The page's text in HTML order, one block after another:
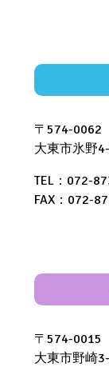
〒574-0062
大東市氷野
TEL：072-
FAX：072-
〒574-0015
大東市野崎